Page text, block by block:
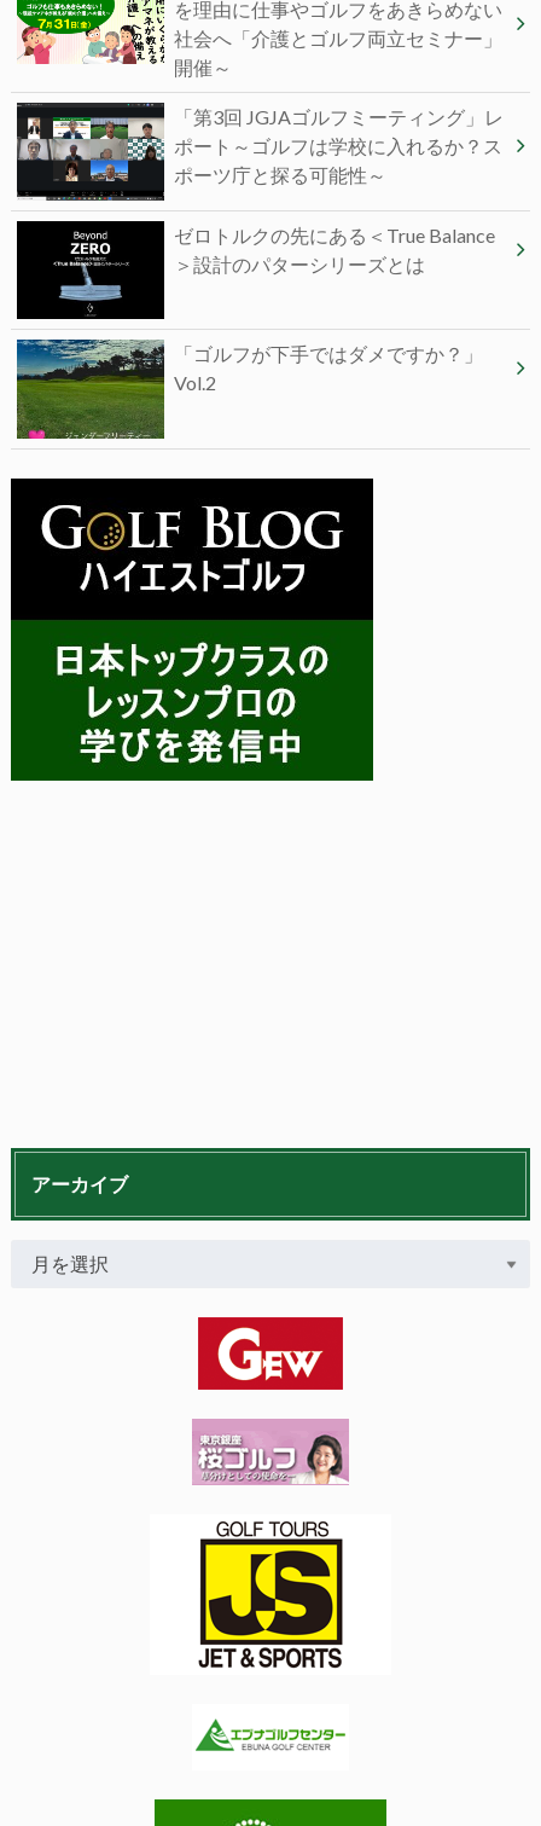
を理由に仕事やゴルフをあきらめない
社会へ「介護とゴルフ両立セミナー」
開催～
「第3回 JGJAゴルフミーティング」レ
ポート～ゴルフは学校に入れるか？ス
ポーツ庁と探る可能性～
ゼロトルクの先にある＜True Balance
＞設計のパターシリーズとは
「ゴルフが下手ではダメですか？」
Vol.2
アーカイブ